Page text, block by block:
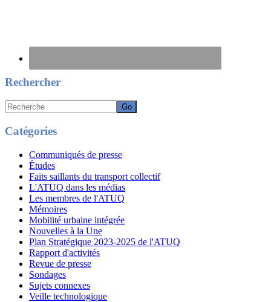
Rechercher
Recherche
Catégories
Communiqués de presse
Études
Faits saillants du transport collectif
L'ATUQ dans les médias
Les membres de l'ATUQ
Mémoires
Mobilité urbaine intégrée
Nouvelles à la Une
Plan Stratégique 2023-2025 de l'ATUQ
Rapport d'activités
Revue de presse
Sondages
Sujets connexes
Veille technologique